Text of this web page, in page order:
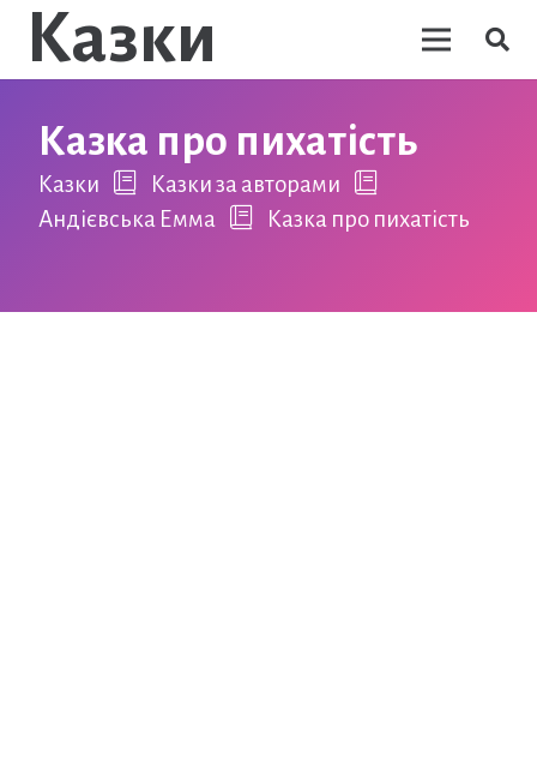
Казки
Казка про пихатість
Казки
Казки за авторами
Андієвська Емма
Казка про пихатість